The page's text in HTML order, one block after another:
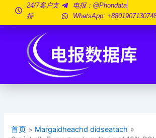
24/7客户支
持
电报：@phondata
WhatsApp:
首页
Margaidheachd didseatach